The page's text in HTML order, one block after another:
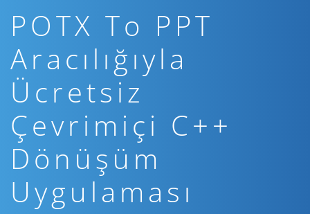
POTX To PPT
Aracılığıyla
Ücretsiz
Çevrimiçi C++
Dönüşüm
Uygulaması